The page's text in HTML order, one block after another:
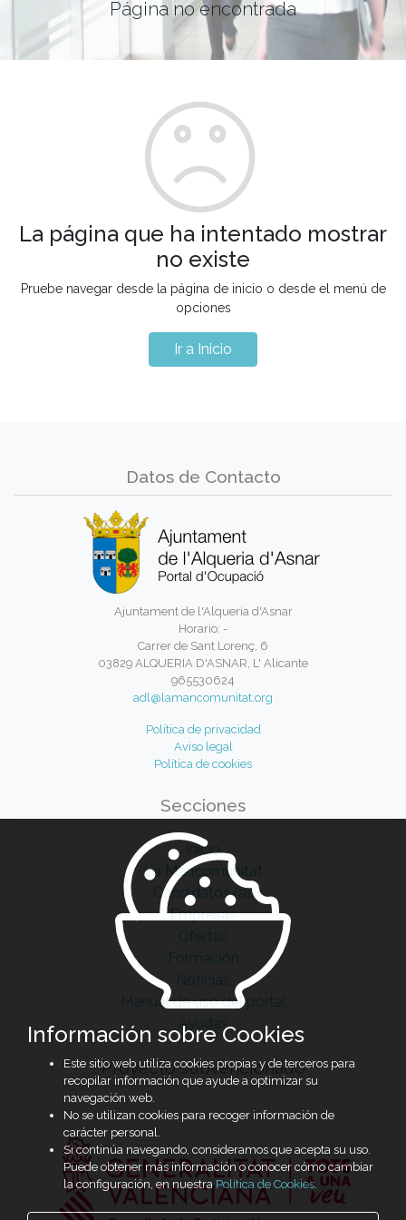
Página no encontrada
La página que ha intentado mostrar
no existe
Pruebe navegar desde la página de inicio o desde el menú de
opciones
Ir a Inicio
Datos de Contacto
Ajuntament de l'Alqueria d'Asnar
Horario: -
Carrer de Sant Lorenç, 6
03829 ALQUERIA D'ASNAR, L' Alicante
965530624
adl@lamancomunitat.org
Política de privacidad
Aviso legal
Política de cookies
Secciones
Inicio
La Mancomunitat
Candidatos/as
Empresas
Ofertas
Formación
Noticias
Manual de uso del portal
Ayudas
Proyecto subvencionado
Información sobre Cookies
Este sitio web utiliza cookies propias y de terceros para
recopilar información que ayude a optimizar su
navegación web.
No se utilizan cookies para recoger información de
carácter personal.
Si continúa navegando, consideramos que acepta su uso.
Puede obtener más información o conocer cómo cambiar
la configuración, en nuestra Política de Cookies.